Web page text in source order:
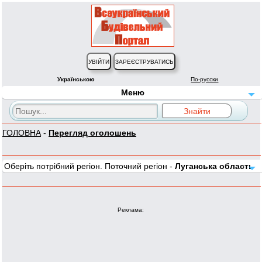
Українською По-русски
Меню
ГОЛОВНА - Перегляд оголошень
Оберіть потрібний регіон. Поточний регіон - Луганська область
Реклама: